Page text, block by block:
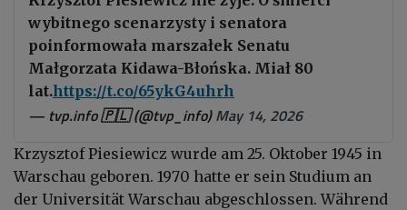
wybitnego scenarzysty i senatora
poinformowała marszałek Senatu
Małgorzata Kidawa-Błońska. Miał 80
lat.https://t.co/65ykG4uhrh
— tvp.info 🇵🇱 (@tvp_info)May 14, 2026
Krzysztof Piesiewicz wurde am 25. Oktober 1945 in
Warschau geboren. 1970 hatte er sein Studium an
der Universität Warschau abgeschlossen. Während